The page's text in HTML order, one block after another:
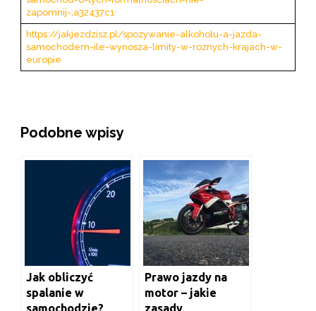
zapomnij-,a32437c1
https://jakjezdzisz.pl/spozywanie-alkoholu-a-jazda-
samochodem-ile-wynosza-limity-w-roznych-krajach-w-
europie
Podobne wpisy
Jak obliczyć
spalanie w
samochodzie?
Prawo jazdy na
motor – jakie
zasady